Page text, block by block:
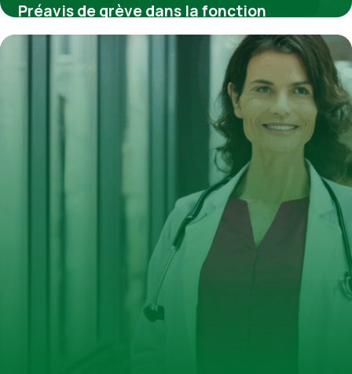
Préavis de grève dans la fonction
publique : obligations, enjeux et réalités
4 juillet 2025